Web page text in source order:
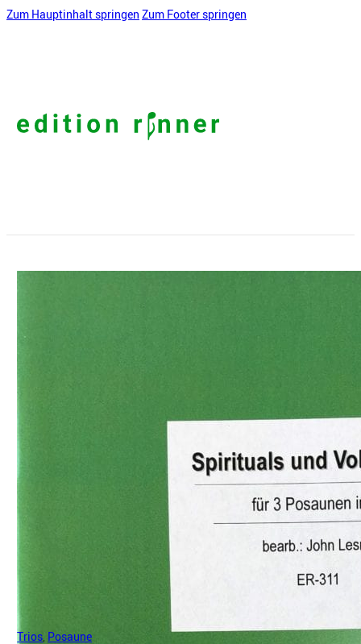
Zum Hauptinhalt springen Zum Footer springen
Trios Posaune